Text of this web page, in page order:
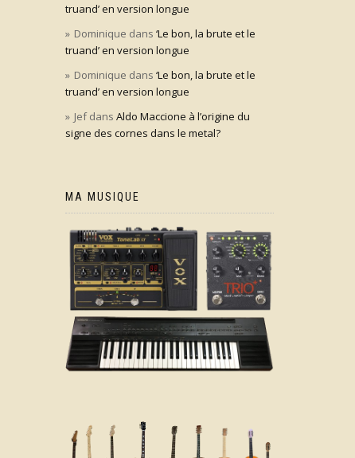
truand’ en version longue
Dominique dans ‘Le bon, la brute et le
truand’ en version longue
Dominique dans ‘Le bon, la brute et le
truand’ en version longue
Jefdans Aldo Maccione à l’origine du
signe des cornes dans le metal?
MA MUSIQUE